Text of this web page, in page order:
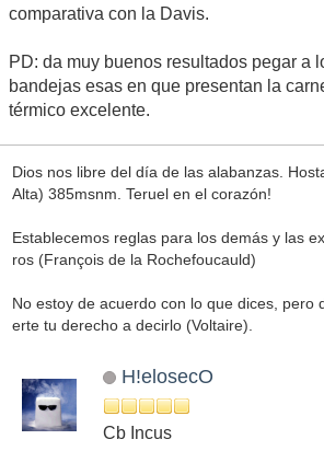
comparativa con la Davis.
PD: da muy buenos resultados pegar a
bandejas esas en que presentan la
térmico excelente.
Dios nos libre del día de las alabanzas.
Alta) 385msnm. Teruel en el corazón!
Establecemos reglas para los demás y las
ros (François de la Rochefoucauld)
No estoy de acuerdo con lo que dices, pero
erte tu derecho a decirlo (Voltaire).
H!elosecO
Cb Incus